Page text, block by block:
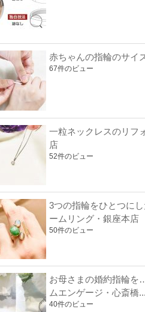
赤ちゃんの指輪のサイ
67件のビュー
一粒ネックレスのリフ
店
52件のビュー
3つの指輪をひとつに
ームリング・銀座本店
50件のビュー
お母さまの婚約指輪を
ムエンゲージ・心斎橋...
40件のビュー